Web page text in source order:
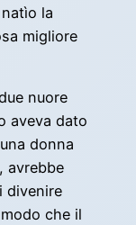
la
migliore
nuore
aveva dato
donna
avrebbe
divenire
che il